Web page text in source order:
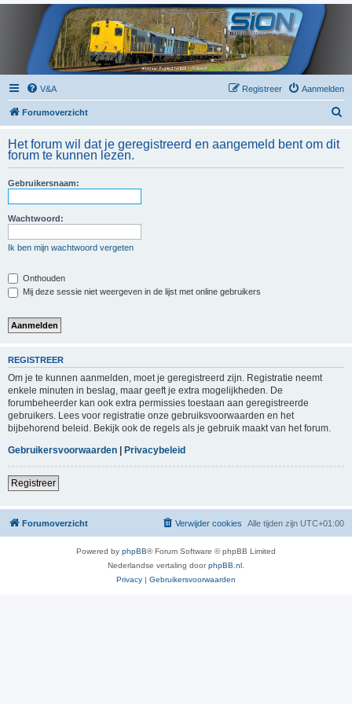
V&A Aanmelden
Registreer
Forumoverzicht
k
Het forum wil dat je geregistreerd en aangemeld bent om dit
forum te kunnen lezen.
Gebruikersnaam:
Wachtwoord:
Ik ben mijn wachtwoord vergeten
Onthouden
Mij deze sessie niet weergeven in de lijst met online gebruikers
REGISTREER
Om je te kunnen aanmelden, moet je geregistreerd zijn. Registratie neemt
enkele minuten in beslag, maar geeft je extra mogelijkheden. De
forumbeheerder kan ook extra permissies toestaan aan geregistreerde
gebruikers. Lees voor registratie onze gebruiksvoorwaarden en het
bijbehorend beleid. Bekijk ook de regels als je gebruik maakt van het forum.
Gebruikersvoorwaarden
Privacybeleid
Registreer
Forumoverzicht Alle tijden zijn UTC+01:00
Verwijder cookies
Powered by phpBB® Forum Software © phpBB Limited
Nederlandse vertaling doorphpBB.nl.
Privacy | Gebruikersvoorwaarden